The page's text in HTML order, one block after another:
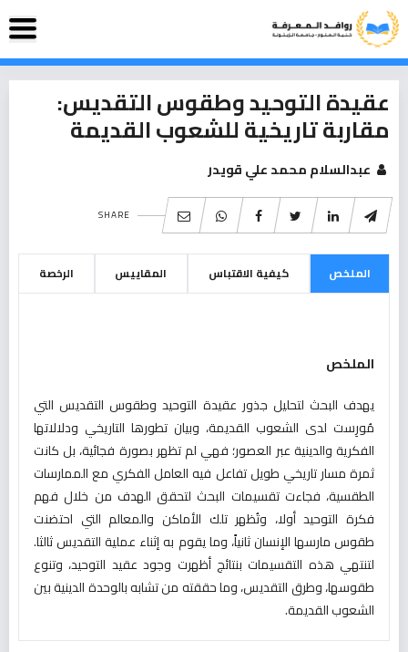
عقيدة التوحيد وطقوس التقديس:
مقاربة تاريخية للشعوب القديمة
عبدالسلام محمد علي قويدر
SHARE
الملخص كيفية الاقتباس المقاييس الرخصة
الملخص
يهدف البحث لتحليل جذور عقيدة التوحيد وطقوس التقديس التي
مُورِست لدى الشعوب القديمة، وبيان تطورها التاريخي ودلالاتها
الفكرية والدينية عبر العصور؛ فهي لم تظهر بصورة فجائية، بل كانت
ثمرة مسار تاريخي طويل تفاعل فيه العامل الفكري مع الممارسات
الطقسية، فجاءت تقسيمات البحث لتحقق الهدف من خلال فهم
فكرة التوحيد أولا، وتُظهر تلك الأماكن والمعالم التي احتضنت
طقوس مارسها الإنسان ثانياً، وما يقوم به إثناء عملية التقديس ثالثا.
لتنتهي هذه التقسيمات بنتائج أظهرت وجود عقيد التوحيد، وتنوع
طقوسها، وطرق التقديس، وما حققته من تشابه بالوحدة الدينية بين
الشعوب القديمة.